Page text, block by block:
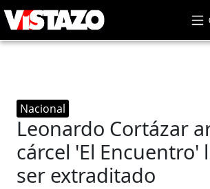
Nacional
Leonardo Cortázar
cárcel 'El Encuentro'
ser extraditado